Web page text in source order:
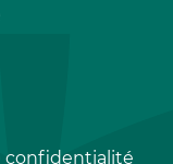
confidentialité